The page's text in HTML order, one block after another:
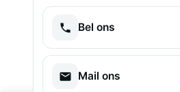
Bel ons
Mail ons